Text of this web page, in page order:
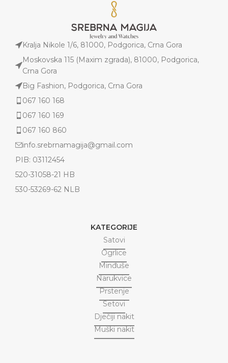
Kralja Nikole 1/6, 81000, Podgorica, Crna Gora
Moskovska 115 (Maxim zgrada), 81000, Podgorica,
Crna Gora
Big Fashion, Podgorica, Crna Gora
067 160 168
067 160 169
067 160 860
info.srebrnamagija@gmail.com
PIB: 03112454
520-31058-21 HB
530-53269-62 NLB
KATEGORIJE
Satovi
Ogrlice
Minđuše
Narukvice
Prstenje
Setovi
Dječiji nakit
Muški nakit